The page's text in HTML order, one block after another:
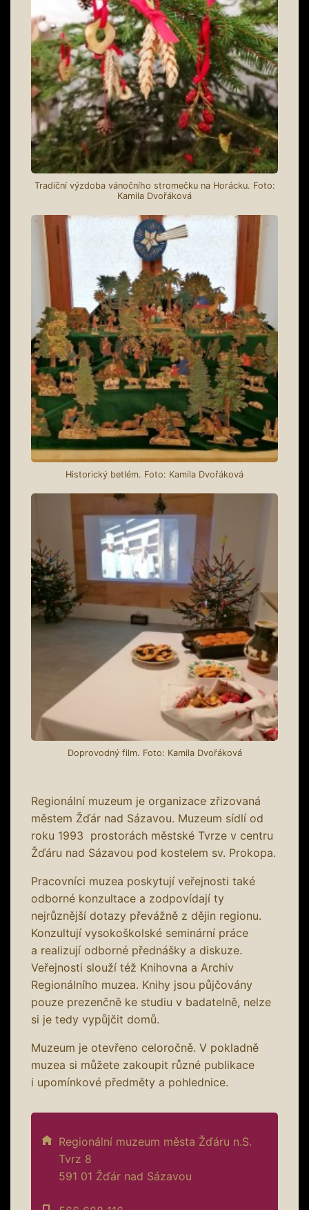
Tradiční výzdoba vánočního stromečku na Horácku. Foto:
Kamila Dvořáková
Historický betlém. Foto: Kamila Dvořáková
Doprovodný film. Foto: Kamila Dvořáková
Regionální muzeum je organizace zřizovaná
městem Žďár nad Sázavou. Muzeum sídlí od
roku 1993 prostorách městské Tvrze v centru
Žďáru nad Sázavou pod kostelem sv. Prokopa.
Pracovníci muzea poskytují veřejnosti také
odborné konzultace a zodpovídají ty
nejrůznější dotazy převážně z dějin regionu.
Konzultují vysokoškolské seminární práce
a realizují odborné přednášky a diskuze.
Veřejnosti slouží též Knihovna a Archiv
Regionálního muzea. Knihy jsou půjčovány
pouze prezenčně ke studiu v badatelně, nelze
si je tedy vypůjčit domů.
Muzeum je otevřeno celoročně. V pokladně
muzea si můžete zakoupit různé publikace
i upomínkové předměty a pohlednice.
Regionální muzeum města Žďáru n.S.
Tvrz 8
591 01 Žďár nad Sázavou